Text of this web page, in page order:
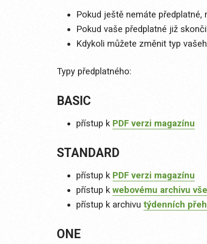
Pokud ještě nemáte předplatné,
Pokud vaše předplatné již
Kdykoli můžete změnit typ
Typy předplatného:
BASIC
přístup k PDF verzi magazínu
STANDARD
přístup k PDF verzi magazínu
přístup k webovému archivu
přístup k archivu týdenních
ONE